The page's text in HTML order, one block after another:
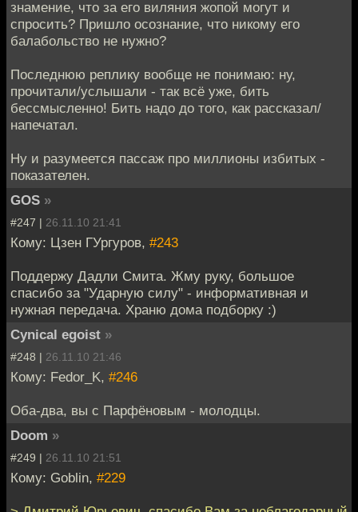
знамение, что за его виляния жопой могут и
спросить? Пришло осознание, что никому его
балабольство не нужно?
Последнюю реплику вообще не понимаю: ну,
прочитали/услышали - так всё уже, бить
бессмысленно! Бить надо до того, как рассказал/
напечатал.
Ну и разумеется пассаж про миллионы избитых -
показателен.
GOS »
#247 | 26.11.10 21:41
Кому: Цзен ГУргуров, #243
Поддержу Дадли Смита. Жму руку, большое
спасибо за "Ударную силу" - информативная и
нужная передача. Храню дома подборку :)
Cynical egoist »
#248 | 26.11.10 21:46
Кому: Fedor_K, #246
Оба-два, вы с Парфёновым - молодцы.
Doom »
#249 | 26.11.10 21:51
Кому: Goblin, #229